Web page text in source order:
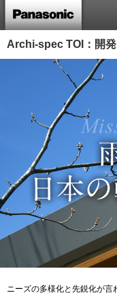
Archi-spec TOI：開
ニーズの多様化と先鋭化が